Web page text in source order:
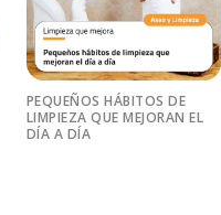
PEQUEÑOS HÁBITOS DE
LIMPIEZA QUE MEJORAN EL
DÍA A DÍA